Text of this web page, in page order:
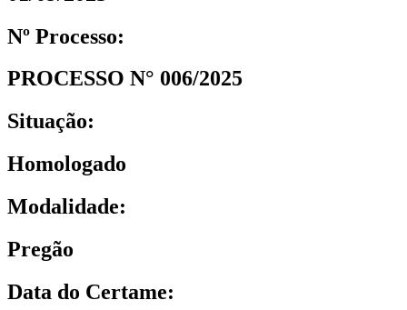
Nº Processo:
PROCESSO N° 006/2025
Situação:
Homologado
Modalidade:
Pregão
Data do Certame: